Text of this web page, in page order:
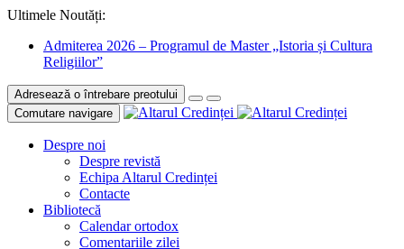
Ultimele Noutăți:
Admiterea 2026 – Programul de Master „Istoria și Cultura
Religiilor”
Adresează o întrebare preotului
Comutare navigare
Despre noi
Despre revistă
Echipa Altarul Credinței
Contacte
Bibliotecă
Calendar ortodox
Comentariile zilei